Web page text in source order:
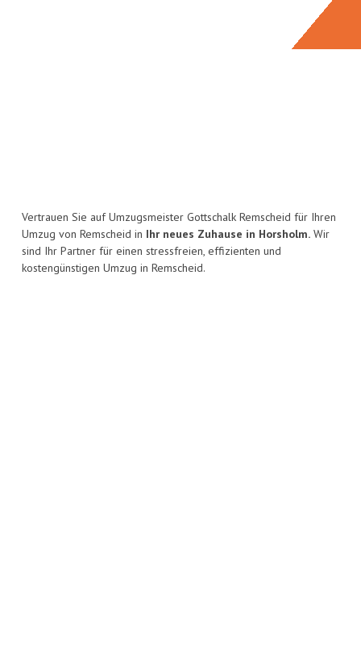
Vertrauen Sie auf Umzugsmeister Gottschalk Remscheid für Ihren
Umzug von Remscheid in Ihr neues Zuhause in Horsholm. Wir
sind Ihr Partner für einen stressfreien, effizienten und
kostengünstigen Umzug in Remscheid.